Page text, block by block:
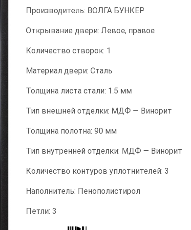
Производитель: ВОЛГА БУНКЕР
Открывание двери: Левое, правое
Количество створок: 1
Материал двери: Сталь
Толщина листа стали: 1.5 мм
Тип внешней отделки: МДФ — Винорит
Толщина полотна: 90 мм
Тип внутренней отделки: МДФ — Винорит
Количество контуров уплотнителей: 3
Наполнитель: Пенополистирол
Петли: 3